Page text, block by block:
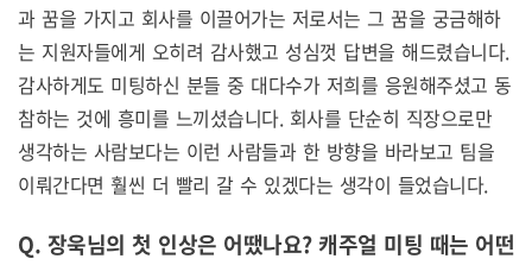
과 꿈을 가지고 회사를 이끌어가는 저로서는 그 꿈을 궁금해하
는 지원자들에게 오히려 감사했고 성심껏 답변을 해드렸습니다.
감사하게도 미팅하신 분들 중 대다수가 저희를 응원해주셨고 동
참하는 것에 흥미를 느끼셨습니다. 회사를 단순히 직장으로만
생각하는 사람보다는 이런 사람들과 한 방향을 바라보고 팀을
이뤄간다면 훨씬 더 빨리 갈 수 있겠다는 생각이 들었습니다.
Q. 장욱님의 첫 인상은 어땠나요? 캐주얼 미팅 때는 어떤